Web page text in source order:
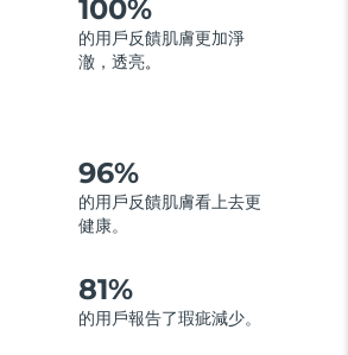
100%
的用戶反饋肌膚更加淨
澈，透亮。
96%
的用戶反饋肌膚看上去更
健康。
81%
的用戶報告了瑕疵減少。